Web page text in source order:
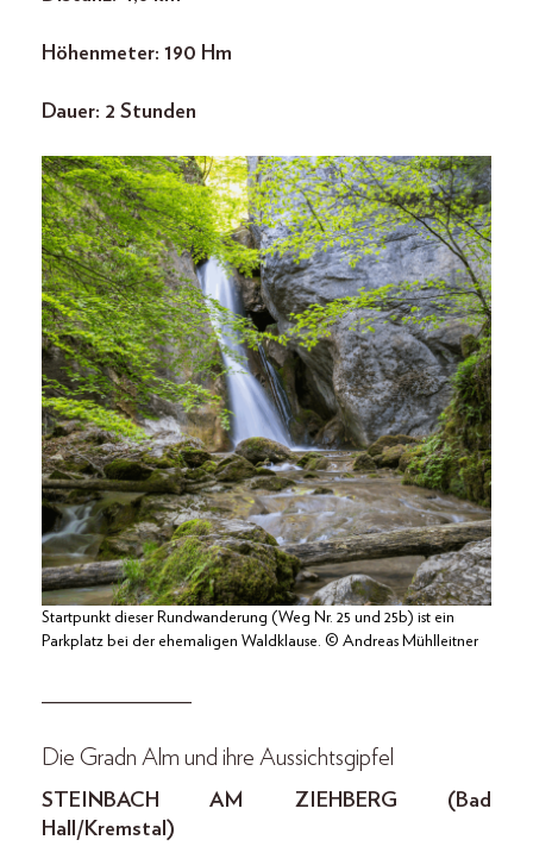
Höhenmeter: 190 Hm
Dauer: 2 Stunden
Startpunkt dieser Rundwanderung (Weg Nr. 25 und 25b) ist ein
Parkplatz bei der ehemaligen Waldklause. © Andreas Mühlleitner
______________
Die Gradn Alm und ihre Aussichtsgipfel
STEINBACH AM ZIEHBERG (Bad
Hall/Kremstal)